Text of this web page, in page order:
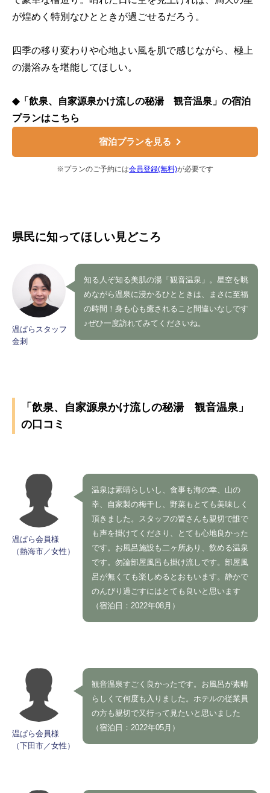
が煌めく特別なひとときが過ごせるだろう。
四季の移り変わりや心地よい風を肌で感じながら、極上
の湯浴みを堪能してほしい。
◆「飲泉、自家源泉かけ流しの秘湯 観音温泉」の宿泊
プランはこちら
宿泊プランを見る
※プランのご予約には会員登録(無料)が必要です
県民に知ってほしい見どころ
温ぱらスタッフ
金刺
知る人ぞ知る美肌の湯「観音温泉」。星空を眺
めながら温泉に浸かるひとときは、まさに至福
の時間！身も心も癒されること間違いなしです
♪ぜひ一度訪れてみてくださいね。
「飲泉、自家源泉かけ流しの秘湯 観音温泉」
の口コミ
温ぱら会員様
（熱海市／女性）
温泉は素晴らしいし、食事も海の幸、山の
幸、自家製の梅干し、野菜もとても美味しく
頂きました。スタッフの皆さんも親切で誰で
も声を掛けてくださり、とても心地良かった
です。お風呂施設も二ヶ所あり、飲める温泉
です。勿論部屋風呂も掛け流しです。部屋風
呂が無くても楽しめるとおもいます。静かで
のんびり過ごすにはとても良いと思います
（宿泊日：2022年08月）
温ぱら会員様
（下田市／女性）
観音温泉すごく良かったです。お風呂が素晴
らしくて何度も入りました。ホテルの従業員
の方も親切で又行って見たいと思いました
（宿泊日：2022年05月）